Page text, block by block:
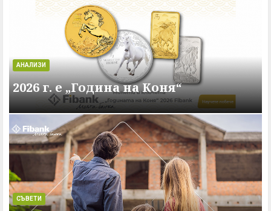
АНАЛИЗИ
2026 г. e „Година на Коня“
СЪВЕТИ